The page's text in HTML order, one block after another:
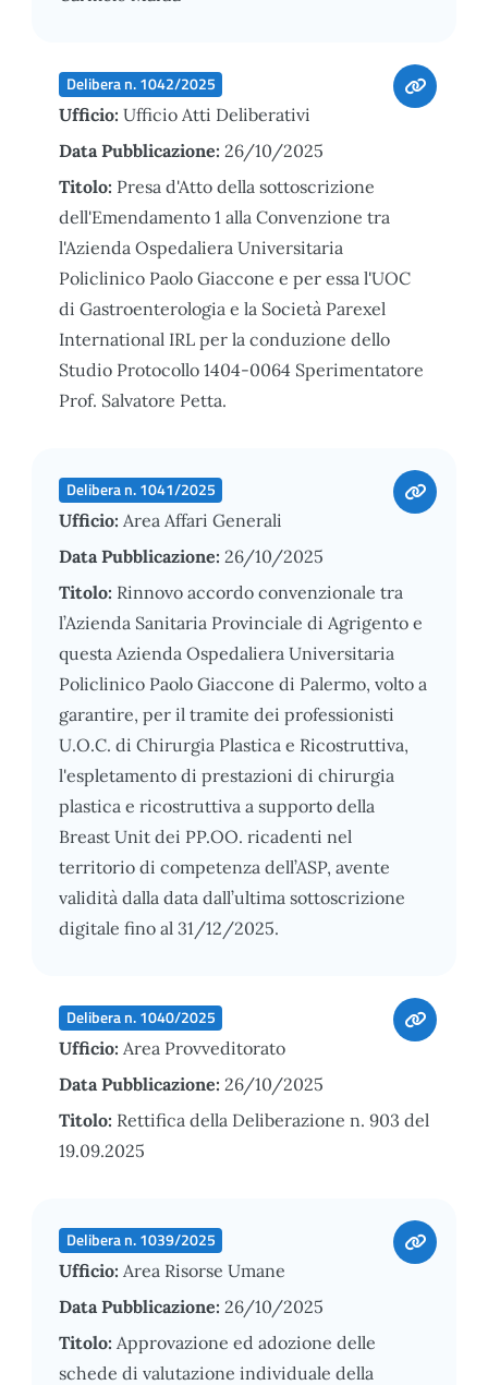
Delibera n. 1042/2025
Ufficio: Ufficio Atti Deliberativi
Data Pubblicazione: 26/10/2025
Titolo: Presa d'Atto della sottoscrizione
dell'Emendamento 1 alla Convenzione tra
l'Azienda Ospedaliera Universitaria
Policlinico Paolo Giaccone e per essa l'UOC
di Gastroenterologia e la Società Parexel
International IRL per la conduzione dello
Studio Protocollo 1404-0064 Sperimentatore
Prof. Salvatore Petta.
Delibera n. 1041/2025
Ufficio: Area Affari Generali
Data Pubblicazione: 26/10/2025
Titolo: Rinnovo accordo convenzionale tra
l’Azienda Sanitaria Provinciale di Agrigento e
questa Azienda Ospedaliera Universitaria
Policlinico Paolo Giaccone di Palermo, volto a
garantire, per il tramite dei professionisti
U.O.C. di Chirurgia Plastica e Ricostruttiva,
l'espletamento di prestazioni di chirurgia
plastica e ricostruttiva a supporto della
Breast Unit dei PP.OO. ricadenti nel
territorio di competenza dell’ASP, avente
validità dalla data dall’ultima sottoscrizione
digitale fino al 31/12/2025.
Delibera n. 1040/2025
Ufficio: Area Provveditorato
Data Pubblicazione: 26/10/2025
Titolo: Rettifica della Deliberazione n. 903 del
19.09.2025
Delibera n. 1039/2025
Ufficio: Area Risorse Umane
Data Pubblicazione: 26/10/2025
Titolo: Approvazione ed adozione delle
schede di valutazione individuale della